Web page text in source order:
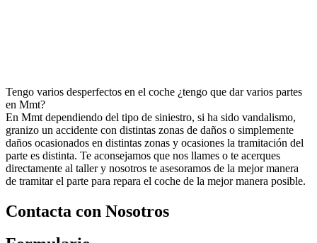
Tengo varios desperfectos en el coche ¿tengo que dar varios partes
en Mmt?
En Mmt dependiendo del tipo de siniestro, si ha sido vandalismo,
granizo un accidente con distintas zonas de daños o simplemente
daños ocasionados en distintas zonas y ocasiones la tramitación del
parte es distinta. Te aconsejamos que nos llames o te acerques
directamente al taller y nosotros te asesoramos de la mejor manera
de tramitar el parte para repara el coche de la mejor manera posible.
Contacta con Nosotros